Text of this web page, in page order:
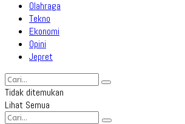
Olahraga
Tekno
Ekonomi
Opini
Jepret
Tidak ditemukan
Lihat Semua